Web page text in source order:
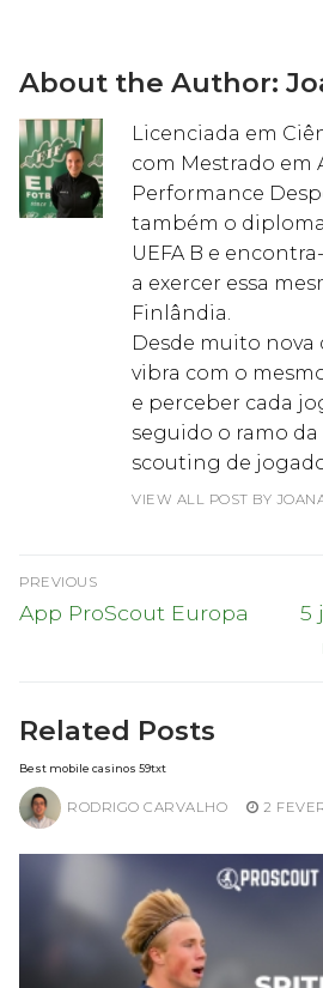
About the Author:
Licenciada em
com Mestrado em
Performance
também o
UEFA B e
a exercer essa
Finlândia.
Desde muito
vibra com o
e perceber cada
seguido o ramo
scouting de
VIEW ALL POST BY
Navegação
de
PREVIOUS
Previous
App ProScout Europa
5
Related Posts
Best mobile casinos 59txt
RODRIGO CARVALHO 2